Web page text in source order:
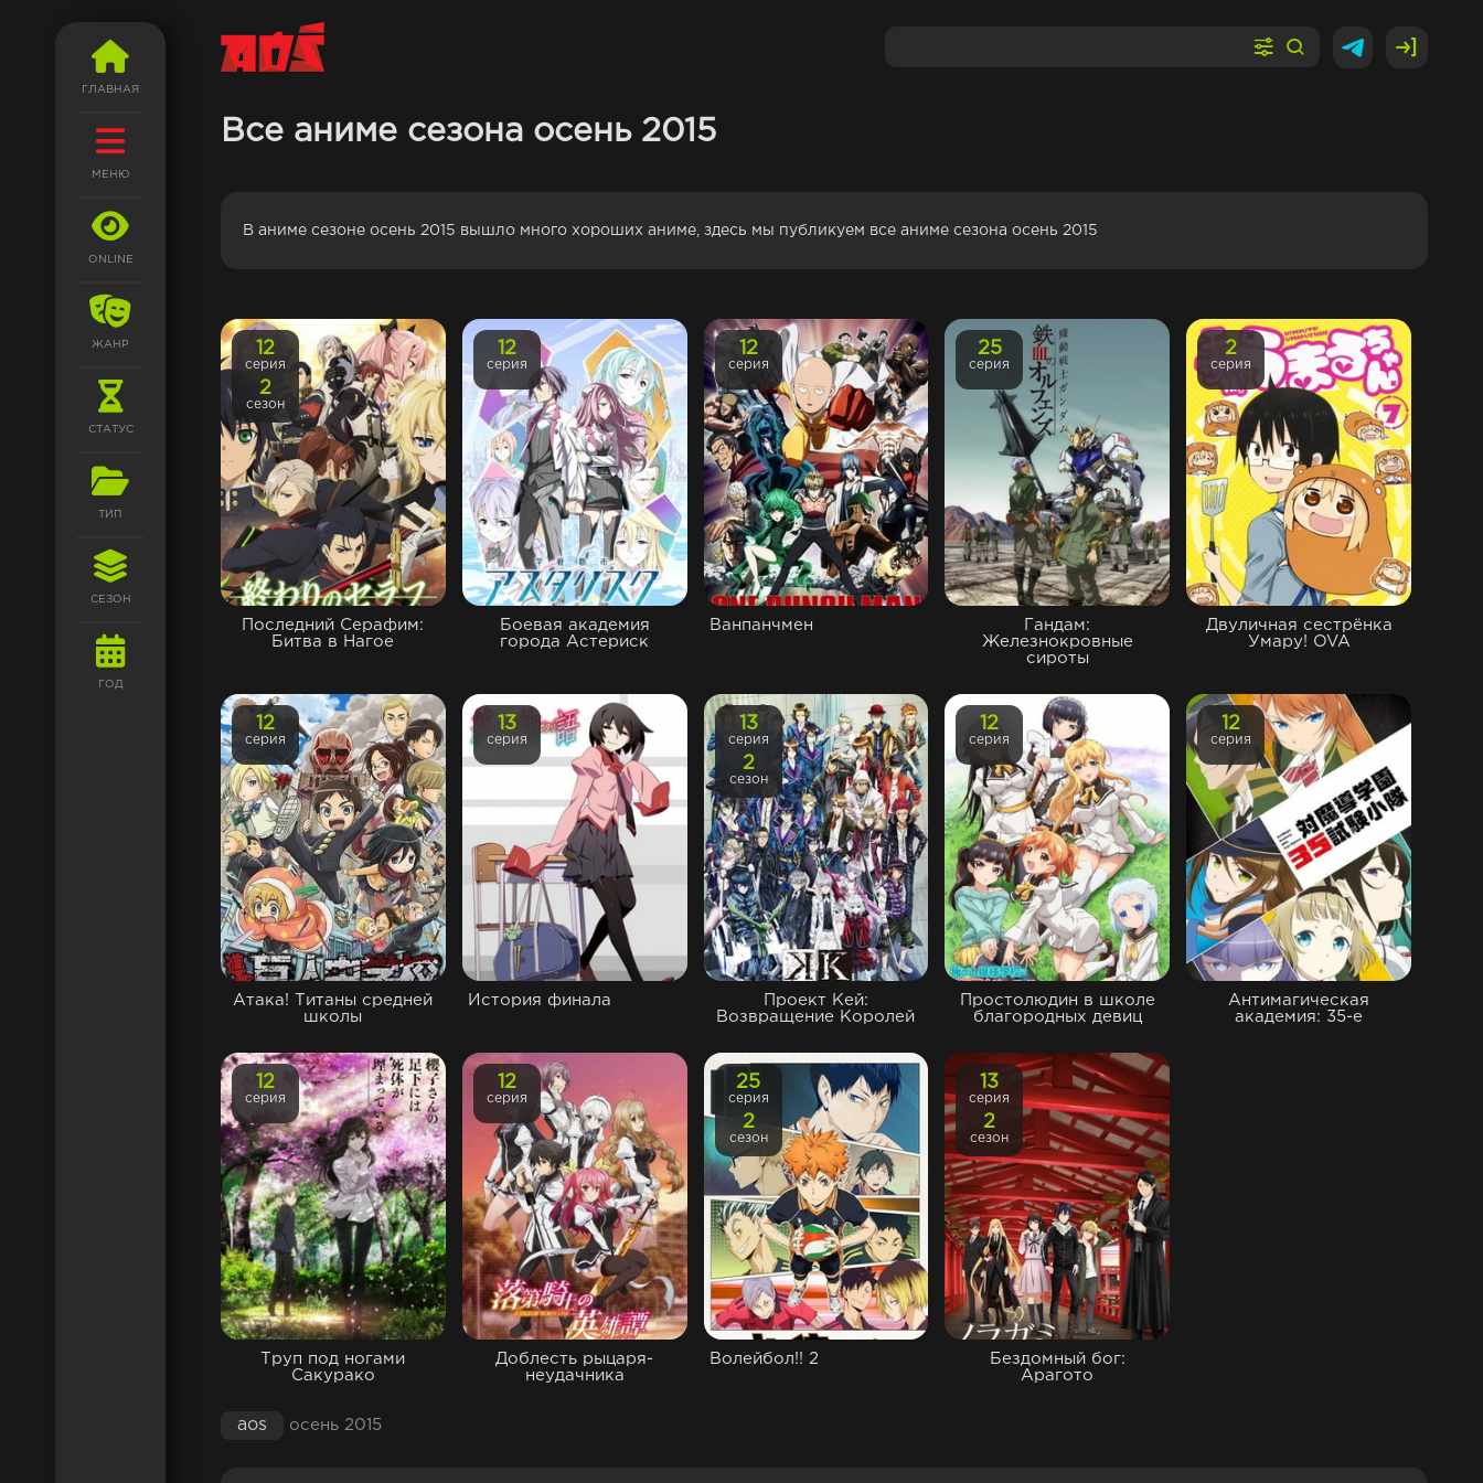
ГЛАВНАЯ
МЕНЮ
ONLINE
ЖАНР
СТАТУС
ТИП
СЕЗОН
ГОД
Все аниме сезона осень 2015
В аниме сезоне осень 2015 вышло много хороших аниме, здесь мы публикуем все аниме сезона осень 2015
Последний Серафим:
Битва в Нагое
12
серия
2
сезон
Боевая академия
города Астериск
12
серия
Ванпанчмен
12
серия
Гандам:
Железнокровные
сироты
25
серия
Двуличная сестрёнка
Умару! OVA
2
серия
Атака! Титаны средней
школы
12
серия
История финала
13
серия
Проект Кей:
Возвращение Королей
13
серия
2
сезон
Простолюдин в школе
благородных девиц
12
серия
Антимагическая
академия: 35-е
12
серия
Труп под ногами
Сакурако
12
серия
Доблесть рыцаря-
неудачника
12
серия
Волейбол!! 2
25
серия
2
сезон
Бездомный бог:
Арагото
13
серия
2
сезон
aos осень 2015